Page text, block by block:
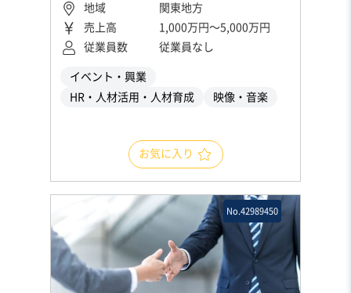
地域
関東地方
売上高
1,000万円〜5,000万円
従業員数
従業員なし
イベント・興業
HR・人材活用・人材育成
映像・音楽
お気に入り
No.42989450